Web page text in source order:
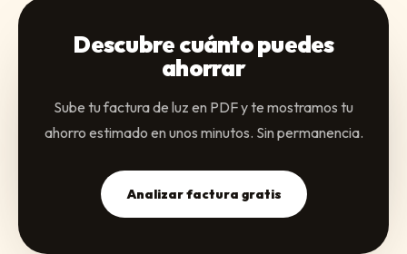
Descubre cuánto puedes
ahorrar
Sube tu factura de luz en PDF y te mostramos tu
ahorro estimado en unos minutos. Sin permanencia.
Analizar factura gratis